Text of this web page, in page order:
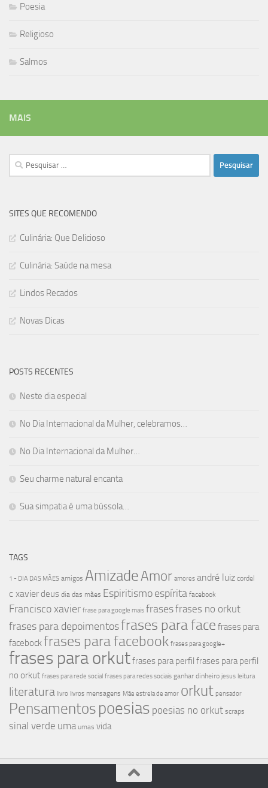
Poesia
Religioso
Salmos
MAIS
Pesquisar
por:
SITES QUE RECOMENDO
Culinária: Que Delicioso
Culinária: Saúde na mesa
Lindos Recados
Novas Dicas
POSTS RECENTES
Neste dia especial
No Dia Internacional da Mulher, celebramos…
No Dia Internacional da Mulher…
Seu charme natural encanta
Sua simpatia é uma bússola…
TAGS
1 - DIA DAS MÃES amigos AmizadeAmor amores andré luiz cordel
c xavier deus dia das mães Espiritismoespírita facebook
Francisco xavier frase para google mais frasesfrases no orkut
frases para depoimentosfrases para face frases para
facebockfrases para facebook frases para google+
frases para orkutfrases para perfil frases para perfil
no orkut frases para rede social frases para redes sociais ganhar dinheiro jesus leitura
literatura livro livros mensagens Mãe estrela de amor orkut pensador
Pensamentospoesias poesias no orkut scraps
sinal verde uma umas vida